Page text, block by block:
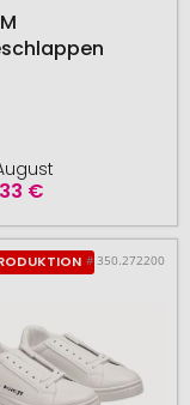
€
# 350.272200